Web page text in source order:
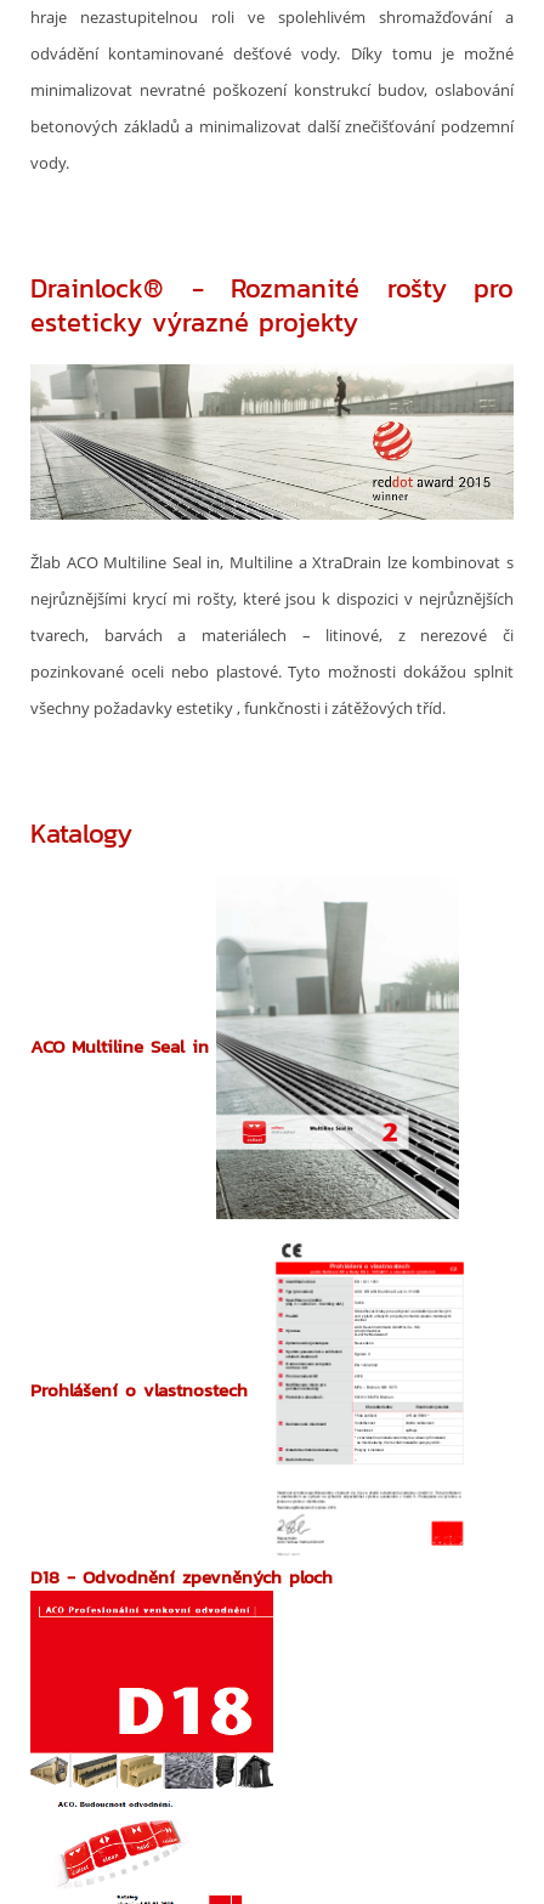
hraje nezastupitelnou roli ve spolehlivém shromažďování a
odvádění kontaminované dešťové vody. Díky tomu je možné
minimalizovat nevratné poškození konstrukcí budov, oslabování
betonových základů a minimalizovat další znečišťování podzemní
vody.
Drainlock® - Rozmanité rošty pro
esteticky výrazné projekty
Žlab ACO Multiline Seal in, Multiline a XtraDrain lze kombinovat s
nejrůznějšími krycí mi rošty, které jsou k dispozici v nejrůznějších
tvarech, barvách a materiálech – litinové, z nerezové či
pozinkované oceli nebo plastové. Tyto možnosti dokážou splnit
všechny požadavky estetiky , funkčnosti i zátěžových tříd.
Katalogy
ACO Multiline Seal in
Prohlášení o vlastnostech
D18 - Odvodnění zpevněných ploch